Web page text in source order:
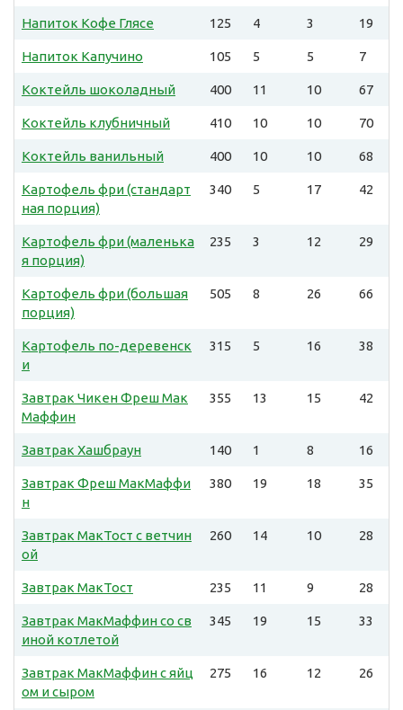
Напиток Кофе Глясе 125 4 3 19
Напиток Капучино 105 5 5 7
Коктейль шоколадный 400 11 10 67
Коктейль клубничный 410 10 10 70
Коктейль ванильный 400 10 10 68
Картофель фри (стандарт
ная порция)
340 5 17 42
Картофель фри (маленька
я порция)
235 3 12 29
Картофель фри (большая
порция)
505 8 26 66
Картофель по-деревенск
и
315 5 16 38
Завтрак Чикен Фреш Мак
Маффин
355 13 15 42
Завтрак Хашбраун 140 1 8 16
Завтрак Фреш МакМаффи
н
380 19 18 35
Завтрак МакТост с ветчин
ой
260 14 10 28
Завтрак МакТост 235 11 9 28
Завтрак МакМаффин со св
иной котлетой
345 19 15 33
Завтрак МакМаффин с яйц
ом и сыром
275 16 12 26